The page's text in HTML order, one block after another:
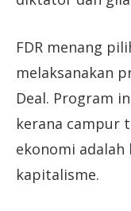
FDR menang
melaksanakan
Deal. Program
kerana campur
ekonomi
kapitalisme.